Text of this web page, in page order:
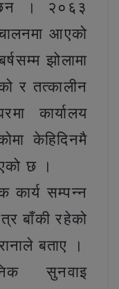
। २०६३
आएको
झोलामा
र तत्कालीन
कार्यालय
केहिदिनमै
छ ।
कार्य सम्पन्न
बाँकी रहेको
बताए ।
सुनवाइ